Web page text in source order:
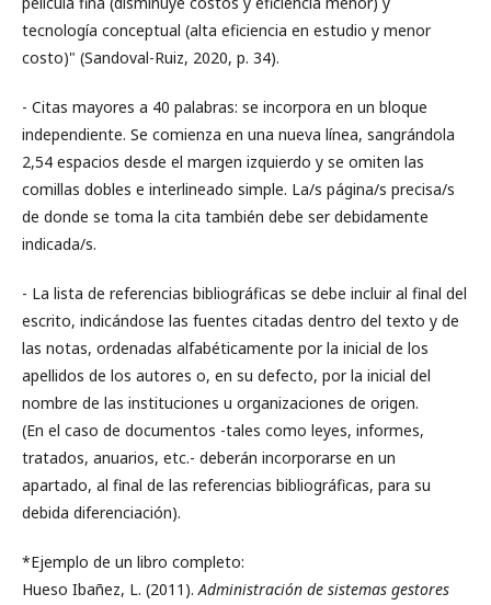
tecnología conceptual (alta eficiencia en estudio y menor
costo)" (Sandoval-Ruiz, 2020, p. 34).
- Citas mayores a 40 palabras: se incorpora en un bloque
independiente. Se comienza en una nueva línea, sangrándola
2,54 espacios desde el margen izquierdo y se omiten las
comillas dobles e interlineado simple. La/s página/s precisa/s
de donde se toma la cita también debe ser debidamente
indicada/s.
- La lista de referencias bibliográficas se debe incluir al final del
escrito, indicándose las fuentes citadas dentro del texto y de
las notas, ordenadas alfabéticamente por la inicial de los
apellidos de los autores o, en su defecto, por la inicial del
nombre de las instituciones u organizaciones de origen.
(En el caso de documentos -tales como leyes, informes,
tratados, anuarios, etc.- deberán incorporarse en un
apartado, al final de las referencias bibliográficas, para su
debida diferenciación).
*Ejemplo de un libro completo:
Hueso Ibañez, L. (2011).Administración de sistemas gestores